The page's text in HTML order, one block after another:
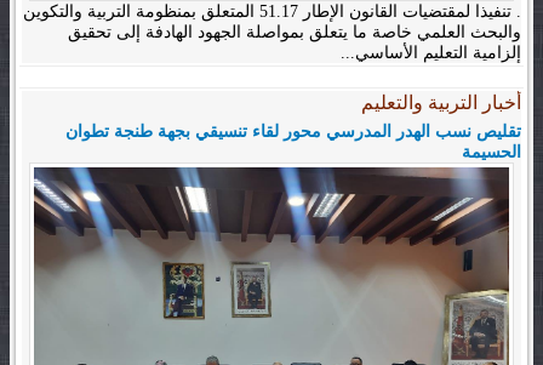
. تنفيذا لمقتضيات القانون الإطار 51.17 المتعلق بمنظومة التربية والتكوين
والبحث العلمي خاصة ما يتعلق بمواصلة الجهود الهادفة إلى تحقيق
إلزامية التعليم الأساسي...
أخبار التربية والتعليم
تقليص نسب الهدر المدرسي محور لقاء تنسيقي بجهة طنجة تطوان
الحسيمة